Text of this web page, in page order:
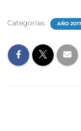
Categorías: AÑO 2017